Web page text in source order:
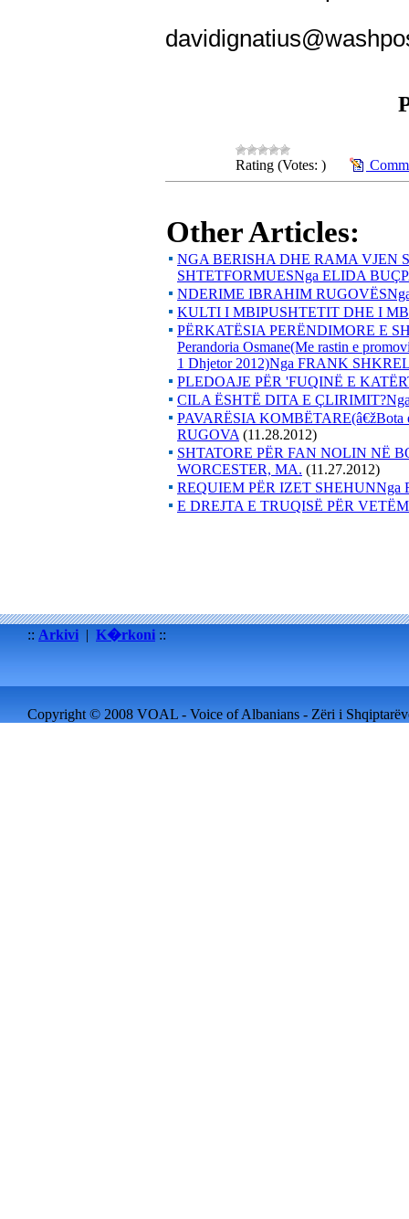
Rating (Votes: )
Other Articles:
NGA BERISHA DHE RAMA VJEN
SHTETFORMUESNga ELIDA
NDERIME IBRAHIM
KULTI I MBIPUSHTETIT DHE I
PËRKATËSIA PERËNDIMORE E
Perandoria Osmane(Me rastin e
1 Dhjetor 2012)Nga FRANK
PLEDOAJE PËR 'FUQINË E
CILA ËSHTË DITA E
PAVARËSIA
RUGOVA (11.28.2012)
SHTATORE PËR FAN NOLIN NË
WORCESTER, MA. (11.27.2012)
REQUIEM PËR IZET SHEHUNNga
E DREJTA E TRUQISË PËR
:: Arkivi | K�rkoni ::
Copyright © 2008 VOAL - Voice of Albanians - Zëri i